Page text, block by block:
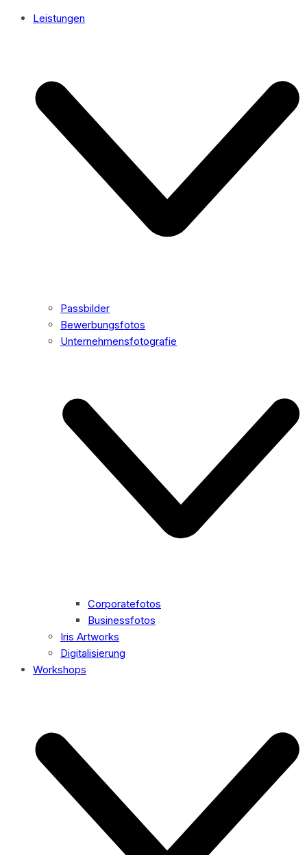
Leistungen
Passbilder
Bewerbungsfotos
Unternehmensfotografie
Corporatefotos
Businessfotos
Iris Artworks
Digitalisierung
Workshops